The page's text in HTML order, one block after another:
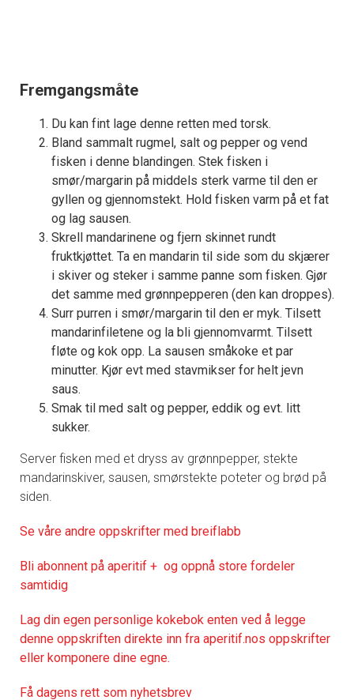
Fremgangsmåte
Du kan fint lage denne retten med torsk.
Bland sammalt rugmel, salt og pepper og vend
fisken i denne blandingen. Stek fisken i
smør/margarin på middels sterk varme til den er
gyllen og gjennomstekt. Hold fisken varm på et fat
og lag sausen.
Skrell mandarinene og fjern skinnet rundt
fruktkjøttet. Ta en mandarin til side som du skjærer
i skiver og steker i samme panne som fisken. Gjør
det samme med grønnpepperen (den kan droppes).
Surr purren i smør/margarin til den er myk. Tilsett
mandarinfiletene og la bli gjennomvarmt. Tilsett
fløte og kok opp. La sausen småkoke et par
minutter. Kjør evt med stavmikser for helt jevn
saus.
Smak til med salt og pepper, eddik og evt. litt
sukker.
Server fisken med et dryss av grønnpepper, stekte
mandarinskiver, sausen, smørstekte poteter og brød på
siden.
Se våre andre oppskrifter med breiflabb
Bli abonnent på aperitif + og oppnå store fordeler
samtidig
Lag din egen personlige kokebok enten ved å legge
denne oppskriften direkte inn fra aperitif.nos oppskrifter
eller komponere dine egne.
Få dagens rett som nyhetsbrev